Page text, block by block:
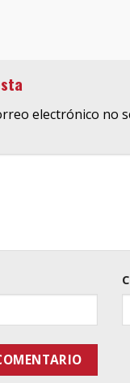
electrónico no